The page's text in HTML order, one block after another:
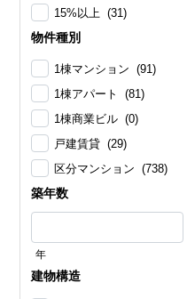
15%以上 (31)
物件種別
1棟マンション (91)
1棟アパート (81)
1棟商業ビル (0)
戸建賃貸 (29)
区分マンション (738)
築年数
年
建物構造